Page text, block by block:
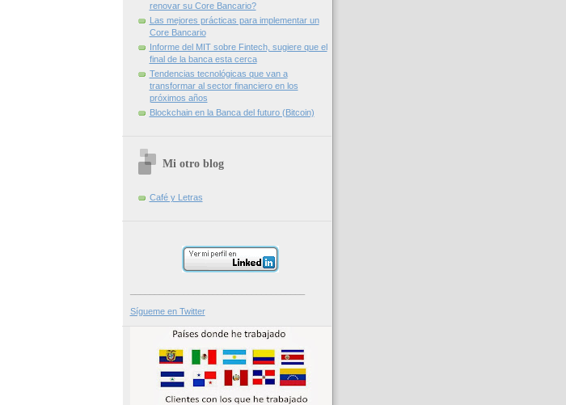
renovar su Core Bancario?
Las mejores prácticas para implementar un
Core Bancario
Informe del MIT sobre Fintech, sugiere que el
final de la banca esta cerca
Tendencias tecnológicas que van a
transformar al sector financiero en los
próximos años
Blockchain en la Banca del futuro (Bitcoin)
Mi otro blog
Café y Letras
Sígueme en Twitter